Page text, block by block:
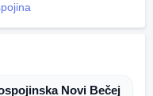
Novi Bečej